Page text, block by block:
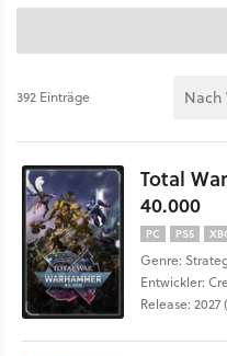
392 Einträge
Total
40.000
PC PS5
Genre:
Entwickler:
Release: 2027